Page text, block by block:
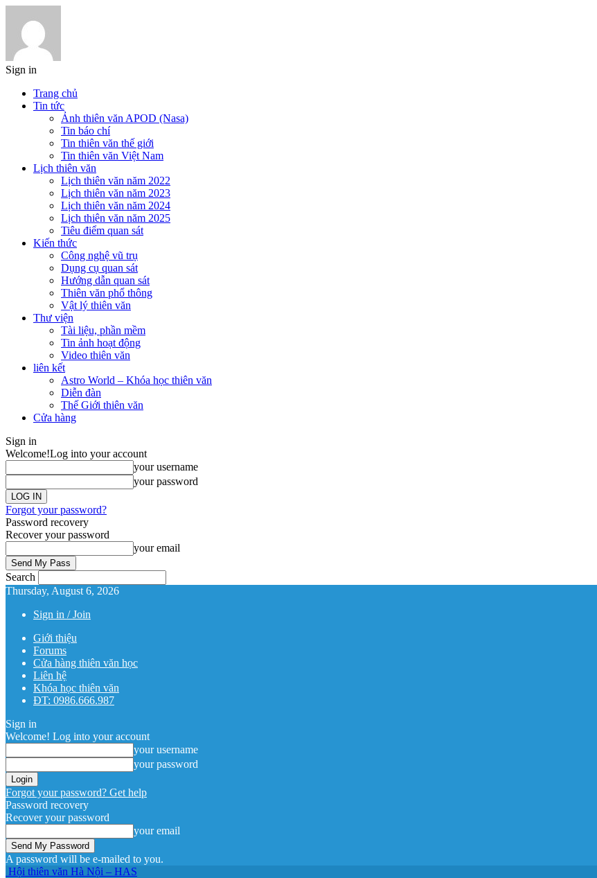
Sign in
Trang chủ
Tin tức
Ảnh thiên văn APOD (Nasa)
Tin báo chí
Tin thiên văn thế giới
Tin thiên văn Việt Nam
Lịch thiên văn
Lịch thiên văn năm 2022
Lịch thiên văn năm 2023
Lịch thiên văn năm 2024
Lịch thiên văn năm 2025
Tiêu điểm quan sát
Kiến thức
Công nghệ vũ trụ
Dụng cụ quan sát
Hướng dẫn quan sát
Thiên văn phổ thông
Vật lý thiên văn
Thư viện
Tài liệu, phần mềm
Tin ảnh hoạt động
Video thiên văn
liên kết
Astro World – Khóa học thiên văn
Diễn đàn
Thế Giới thiên văn
Cửa hàng
Sign in
Welcome!Log into your account
your username
your password
Forgot your password?
Password recovery
Recover your password
your email
Search
Thursday, August 6, 2026
Sign in / Join
Giới thiệu
Forums
Cửa hàng thiên văn học
Liên hệ
Khóa học thiên văn
ĐT: 0986.666.987
Sign in
Welcome! Log into your account
your username
your password
Forgot your password? Get help
Password recovery
Recover your password
your email
A password will be e-mailed to you.
Hội thiên văn Hà Nội – HAS